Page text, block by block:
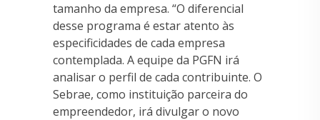
tamanho da empresa. “O diferencial
desse programa é estar atento às
especificidades de cada empresa
contemplada. A equipe da PGFN irá
analisar o perfil de cada contribuinte. O
Sebrae, como instituição parceira do
empreendedor, irá divulgar o novo